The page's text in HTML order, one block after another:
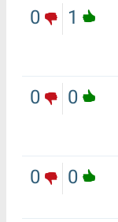
1
0
0
0
0
0